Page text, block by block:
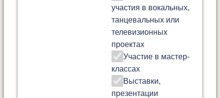
участия в вокальных,
танцевальных или
телевизионных
проектах
Участие в мастер-
классах
Выставки,
презентации